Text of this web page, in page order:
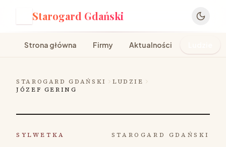
Starogard Gdański
Strona główna Firmy Aktualności
STAROGARD GDAŃSKI
LUDZIE
JÓZEF GERING
SYLWETKA STAROGARD GDAŃSKI